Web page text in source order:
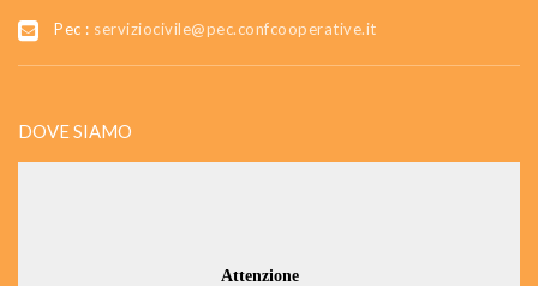
Pec : serviziocivile@pec.confcooperative.it
DOVE SIAMO